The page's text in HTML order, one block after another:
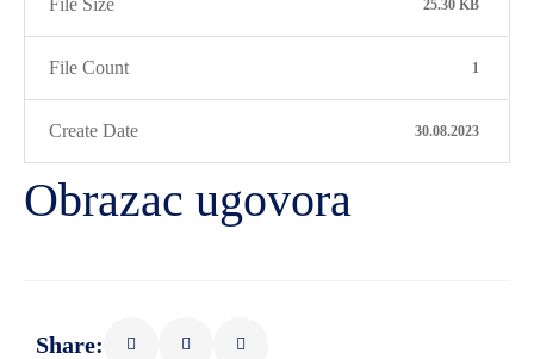
File Size 25.30 KB
File Count 1
Create Date 30.08.2023
Obrazac ugovora
Share: